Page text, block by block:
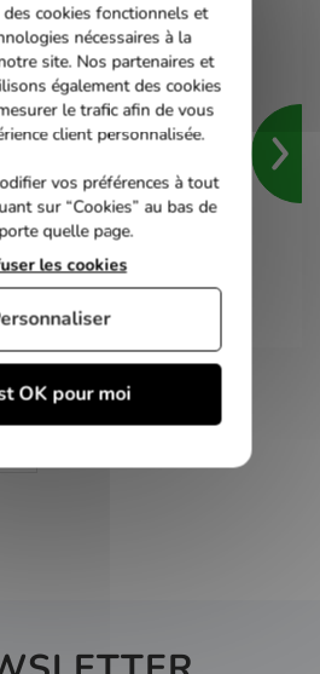
cookies fonctionnels et
nécessaires à la
site. Nos partenaires et
également des cookies
le trafic afin de vous
client personnalisée.
vos préférences à tout
sur “Cookies” au bas de
quelle page.
OK pour moi
les cookies